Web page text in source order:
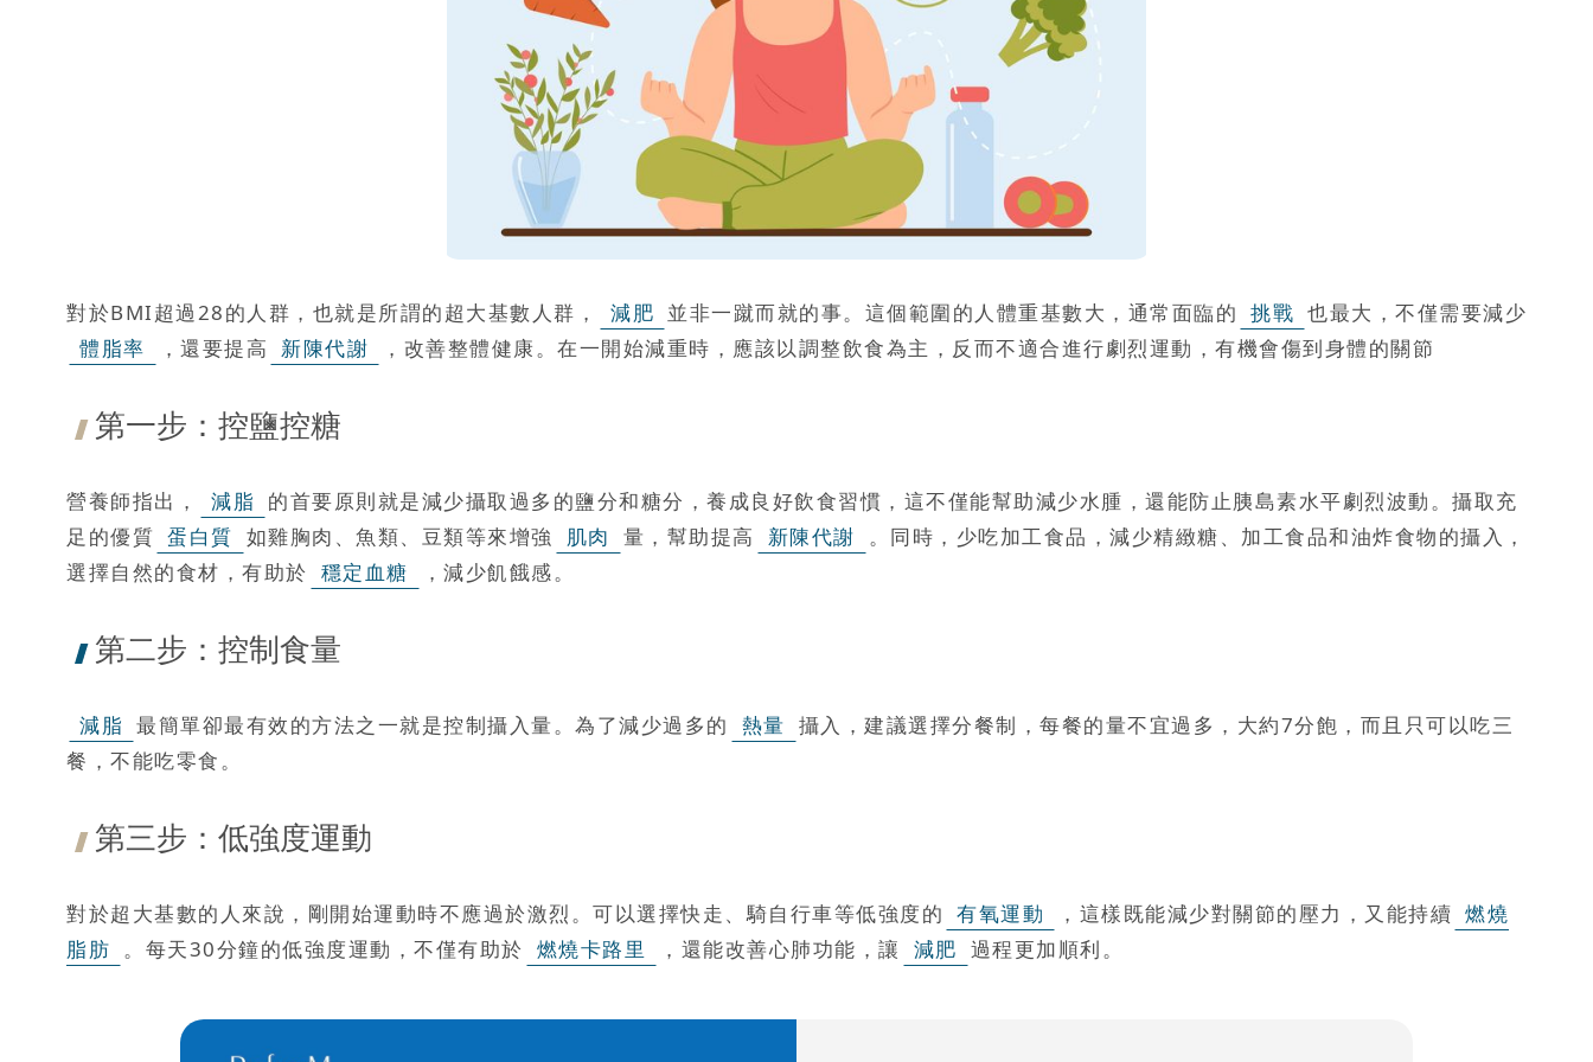
對於BMI超過28的人群，也就是所謂的超大基數人群， 減肥 並非一蹴而就的事。這個範圍的人體重基數大，通常面臨的 挑戰 也最大，不僅需要減少
體脂率
，還要提高 新陳代謝 ，改善整體健康。在一開始減重時，應該以調整飲食為主，反而不適合進行劇烈運動，有機會傷到身體的關節
第一步：控鹽控糖
營養師指出， 減脂
的首要原則就是減少攝取過多的鹽分和糖分，養成良好飲食習慣，這不僅能幫助減少水腫，還能防止胰島素水平劇烈波動。攝取充
足的優質 蛋白質 如雞胸肉、魚類、豆類等來增強 肌肉 量，幫助提高 新陳代謝
。同時，少吃加工食品，減少精緻糖、加工食品和油炸食物的攝入，
選擇自然的食材，有助於 穩定血糖 ，減少飢餓感。
第二步：控制食量
減脂 最簡單卻最有效的方法之一就是控制攝入量。為了減少過多的 熱量 攝入，建議選擇分餐制，每餐的量不宜過多，大約7分飽，而且只可以吃三
餐，不能吃零食。
第三步：低強度運動
對於超大基數的人來說，剛開始運動時不應過於激烈。可以選擇快走、騎自行車等低強度的 有氧運動 ，這樣既能減少對關節的壓力，又能持續 燃燒
脂肪 。每天30分鐘的低強度運動，不僅有助於 燃燒卡路里 ，還能改善心肺功能，讓 減肥 過程更加順利。